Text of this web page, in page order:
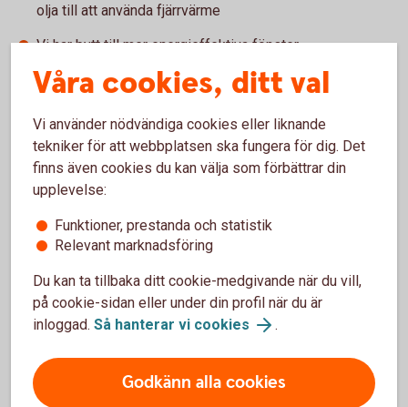
olja till att använda fjärrvärme
Vi har bytt till mer energieffektiva fönster
För dig som funderar på att
erbjuder vi mycket förmånligsollån
grönt billån
Låna en kortterminal! Företag och föreningar kan
tillfälligtlåna en kortterminal
bättre miljöarbete?
hållbarhetsansvarig hos oss!
Bankens Hållbarhetspolicy
Våra cookies, ditt val
Vi använder nödvändiga cookies eller liknande
tekniker för att webbplatsen ska fungera för dig. Det
finns även cookies du kan välja som förbättrar din
upplevelse:
Funktioner, prestanda och statistik
Relevant marknadsföring
Du kan ta tillbaka ditt cookie-medgivande när du vill,
på cookie-sidan eller under din profil när du är
inloggad. Så hanterar vi cookies .
Godkänn alla cookies